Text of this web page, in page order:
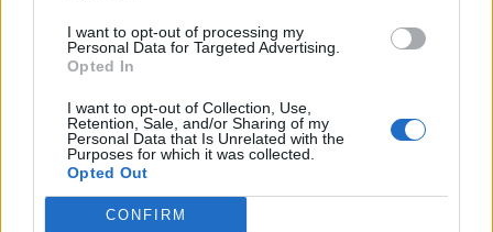
I want to opt-out of processing my
Personal Data for Targeted Advertising.
Opted In
I want to opt-out of Collection, Use,
Retention, Sale, and/or Sharing of my
Personal Data that Is Unrelated with the
Purposes for which it was collected.
Opted Out
CONFIRM
Tačiau labiausiai pažeidžiama Rusijos vieta taptų ne
pats puolimo pleištas, o tas, kurį ji bando „išgelbėti“ –
Kaliningrado sritis.